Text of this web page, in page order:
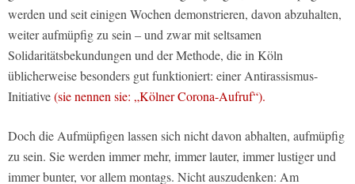
werden und seit einigen Wochen demonstrieren, davon abzuhalten,
weiter aufmüpfig zu sein – und zwar mit seltsamen
Solidaritätsbekundungen und der Methode, die in Köln
üblicherweise besonders gut funktioniert: einer Antirassismus-
Initiative(sie nennen sie: „Kölner Corona-Aufruf“).
Doch die Aufmüpfigen lassen sich nicht davon abhalten, aufmüpfig
zu sein. Sie werden immer mehr, immer lauter, immer lustiger und
immer bunter, vor allem montags. Nicht auszudenken: Am